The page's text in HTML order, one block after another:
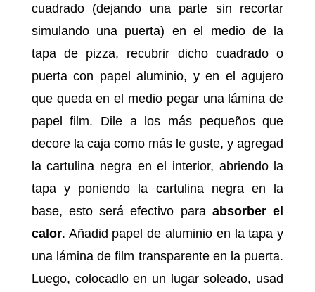
cuadrado (dejando una parte sin recortar
simulando una puerta) en el medio de la
tapa de pizza, recubrir dicho cuadrado o
puerta con papel aluminio, y en el agujero
que queda en el medio pegar una lámina de
papel film. Dile a los más pequeños que
decore la caja como más le guste, y agregad
la cartulina negra en el interior, abriendo la
tapa y poniendo la cartulina negra en la
base, esto será efectivo para absorber el
calor. Añadid papel de aluminio en la tapa y
una lámina de film transparente en la puerta.
Luego, colocadlo en un lugar soleado, usad